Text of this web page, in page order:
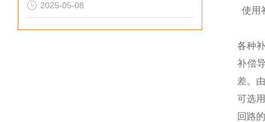
2025-05-08 使用
各种
补偿
差。
可选
回路